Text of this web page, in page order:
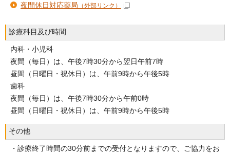
夜間休日対応薬局 （外部リンク）
診療科目及び時間
内科・小児科
夜間（毎日）は、午後7時30分から翌日午前7時
昼間（日曜日・祝休日）は、午前9時から午後5時
歯科
夜間（毎日）は、午後7時30分から午前0時
昼間（日曜日・祝休日）は、午前9時から午後5時
その他
・診療終了時間の30分前までの受付となりますので、ご協力をお